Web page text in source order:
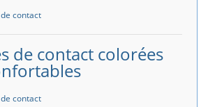
contact
de contact colorées
contact